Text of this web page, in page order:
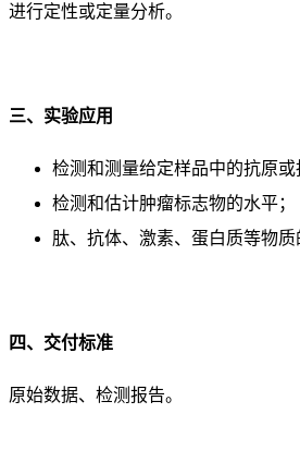
进行定性或定量分析。
三、实验应用
检测和测量给定样品中的抗原或
检测和估计肿瘤标志物的水平；
肽、抗体、激素、蛋白质等物质
四、交付标准
原始数据、检测报告。